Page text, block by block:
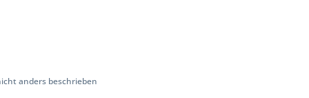
anders beschrieben